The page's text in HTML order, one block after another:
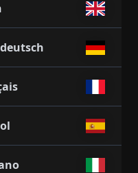
deutsch